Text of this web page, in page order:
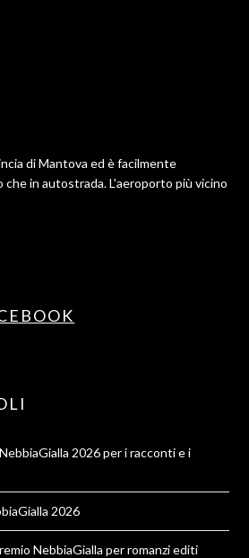
di Mantova ed è facilmente
che in autostrada. L'aeroporto più vicino
2026 per i racconti e i
2026
NebbiaGialla per romanzi editi